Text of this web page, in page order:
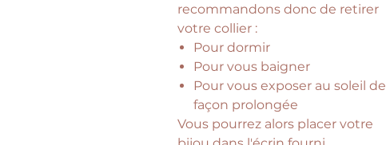
recommandons donc de retirer
votre collier :
Pour dormir
Pour vous baigner
Pour vous exposer au soleil de
façon prolongée
Vous pourrez alors placer votre